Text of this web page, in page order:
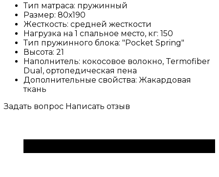
Тип матраса: пружинный
Размер: 80х190
Жесткость: средней жесткости
Нагрузка на 1 спальное место, кг: 150
Тип пружинного блока: "Pocket Spring"
Высота: 21
Наполнитель: кокосовое волокно, Termofiber
Dual, ортопедическая пена
Дополнительные свойства: Жакардовая
ткань
Задать вопрос Написать отзыв